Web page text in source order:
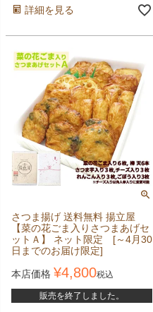
詳細を見る
さつま揚げ 送料無料 揚立屋
【菜の花ごま入りさつまあげセ
ットＡ】 ネット限定 [～4月30
日までのお届け限定]
本店価格 ¥4,800税込
販売を終了しました。